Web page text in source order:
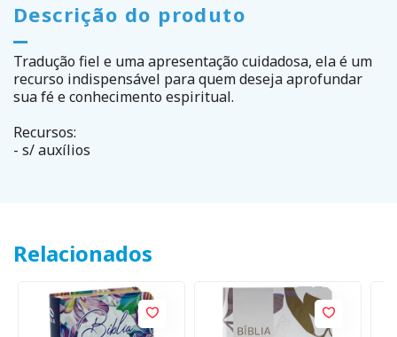
Descrição do produto
Tradução fiel e uma apresentação cuidadosa, ela é um
recurso indispensável para quem deseja aprofundar
sua fé e conhecimento espiritual.
Recursos:
- s/ auxílios
Relacionados